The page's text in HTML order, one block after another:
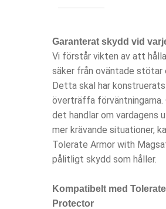
Garanterat skydd vid
Vi förstår vikten av att
säker från oväntade stötar
Detta skal har
överträffa
det handlar om vardagens
mer krävande situationer,
Tolerate Armor with
pålitligt skydd som håller.
Kompatibelt med
Protector